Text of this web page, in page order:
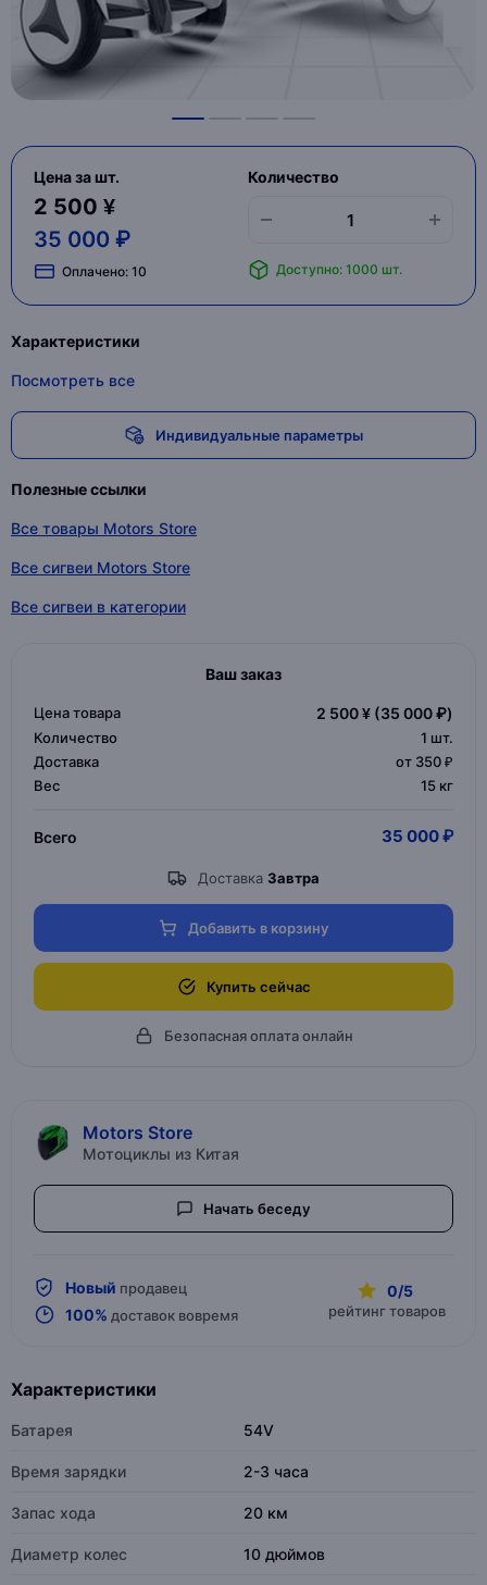
Цена за шт.
2 500 ¥
35 000 ₽
Оплачено: 10
Количество
Доступно: 1000 шт.
Характеристики
Посмотреть все
Индивидуальные параметры
Полезные ссылки
Все товары Motors Store
Все сигвеи Motors Store
Все сигвеи в категории
Ваш заказ
Цена товара 2 500 ¥ (35 000 ₽)
Количество 1 шт.
Доставка
от 350 ₽
Вес
15 кг
Всего 35 000 ₽
Доставка Завтра
Добавить в корзину
Купить сейчас
Безопасная оплата онлайн
Motors Store
Мотоциклы из Китая
Начать беседу
Новый продавец
100% доставок вовремя
0/5
рейтинг товаров
Характеристики
Батарея 54V
Время зарядки 2-3 часа
Запас хода 20 км
Диаметр колес 10 дюймов